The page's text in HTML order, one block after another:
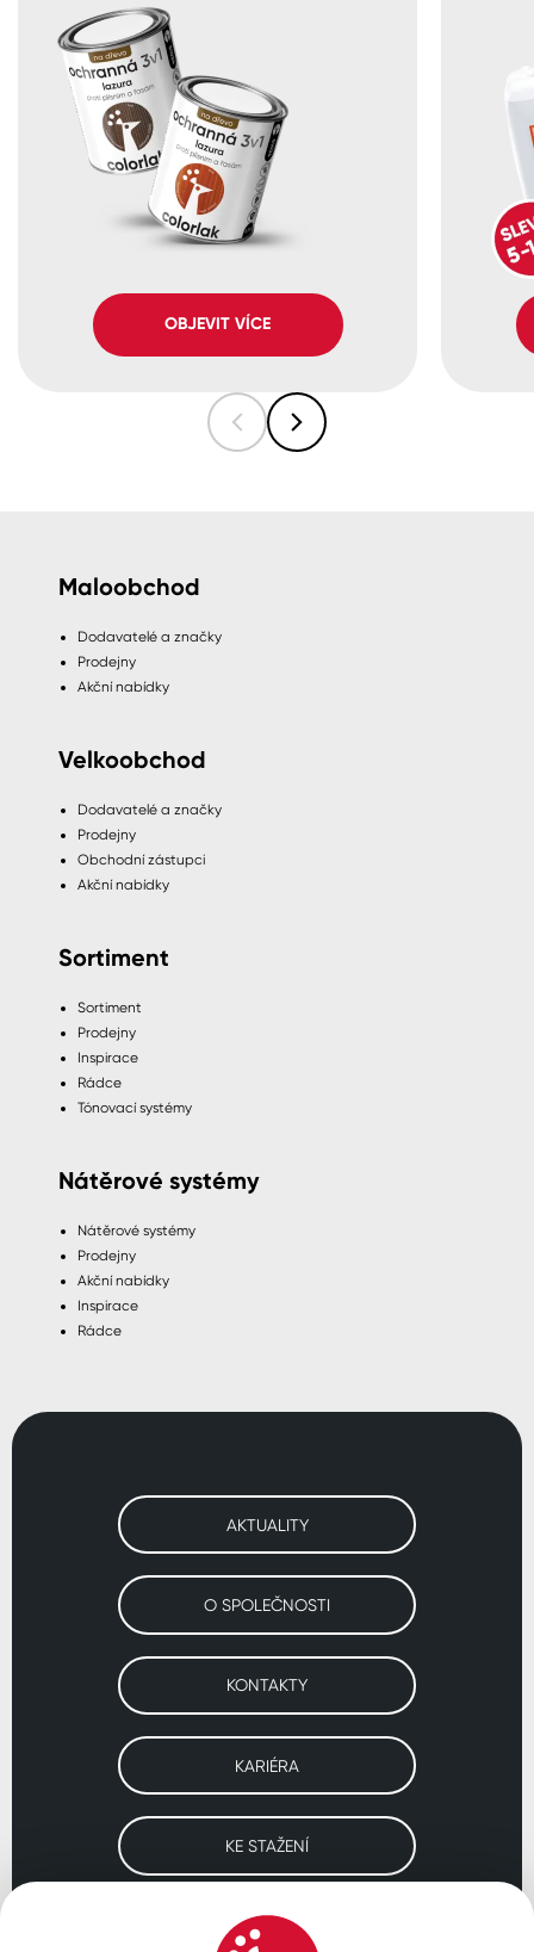
OBJEVIT VÍCE
Maloobchod
Dodavatelé a značky
Prodejny
Akční nabídky
Velkoobchod
Dodavatelé a značky
Prodejny
Obchodní zástupci
Akční nabídky
Sortiment
Sortiment
Prodejny
Inspirace
Rádce
Tónovací systémy
Nátěrové systémy
Nátěrové systémy
Prodejny
Akční nabídky
Inspirace
Rádce
AKTUALITY
O SPOLEČNOSTI
KONTAKTY
KARIÉRA
KE STAŽENÍ
Navštivte naše pobočky